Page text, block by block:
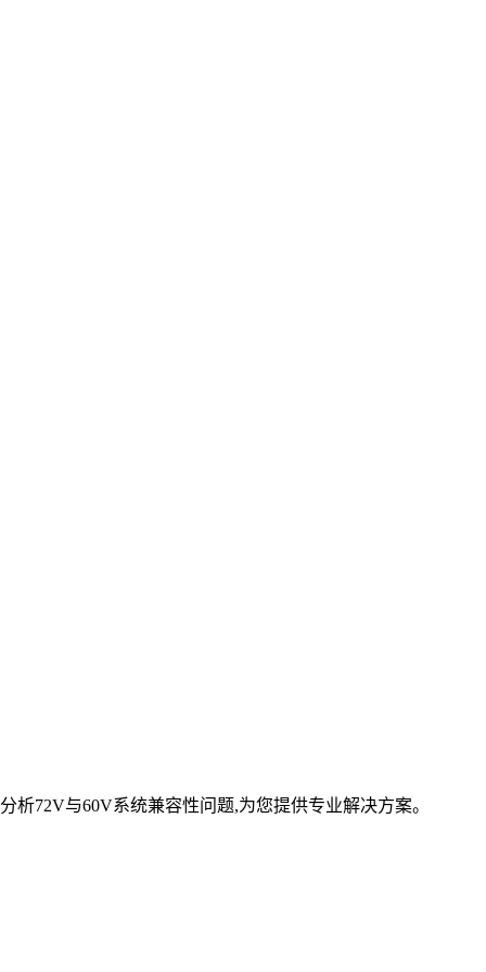
72V与60V系统兼容性问题,为您提供专业解决方案。